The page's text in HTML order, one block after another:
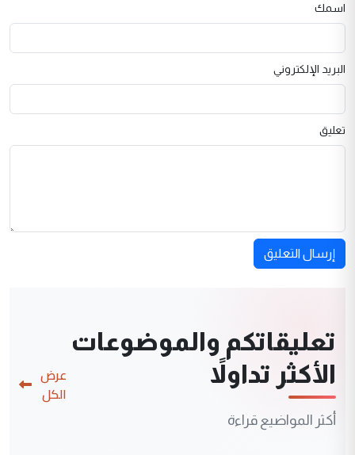
اسمك
البريد الإلكتروني
تعليق
إرسال التعليق
تعليقاتكم والموضوعات
الأكثر تداولاً
أكثر المواضيع قراءة
عرض
الكل